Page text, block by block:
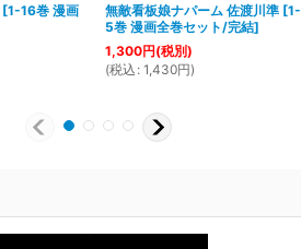
[1-16巻 漫画
無敵看板娘ナパーム 佐渡川準 [1-
5巻 漫画全巻セット/完結]
1,300円(税別)
(税込 : 1,430円)